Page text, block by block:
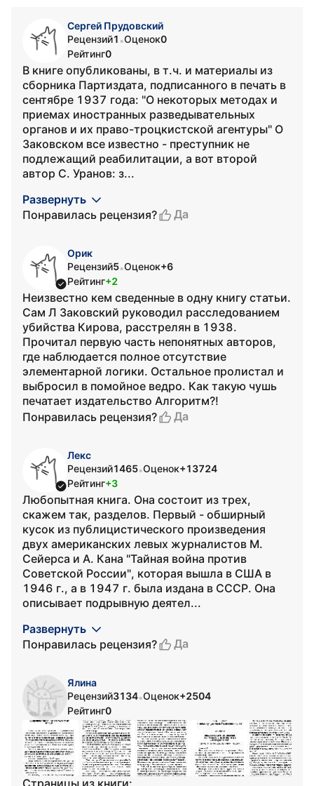
Сергей Прудовский
Рецензий1 •Оценок0
Рейтинг0
В книге опубликованы, в т.ч. и материалы из
сборника Партиздата, подписанного в печать в
сентябре 1937 года: "О некоторых методах и
приемах иностранных разведывательных
органов и их право-троцкистской агентуры" О
Заковском все известно - преступник не
подлежащий реабилитации, а вот второй
автор С. Уранов: з...
Развернуть
Понравилась рецензия?
Да
Орик
Рецензий5•Оценок+6
Рейтинг+2
Неизвестно кем сведенные в одну книгу статьи.
Сам Л Заковский руководил расследованием
убийства Кирова, расстрелян в 1938.
Прочитал первую часть непонятных авторов,
где наблюдается полное отсутствие
элементарной логики. Остальное пролистал и
выбросил в помойное ведро. Как такую чушь
печатает издательство Алгоритм?!
Понравилась рецензия?
Да
Лекс
Рецензий1465•Оценок+13724
Рейтинг+3
Любопытная книга. Она состоит из трех,
скажем так, разделов. Первый - обширный
кусок из публицистического произведения
двух американских левых журналистов М.
Сейерса и А. Кана "Тайная война против
Советской России", которая вышла в США в
1946 г., а в 1947 г. была издана в СССР. Она
описывает подрывную деятел...
Развернуть
Понравилась рецензия?
Да
Ялина
Рецензий3134•Оценок+2504
Рейтинг0
Страницы из книги: